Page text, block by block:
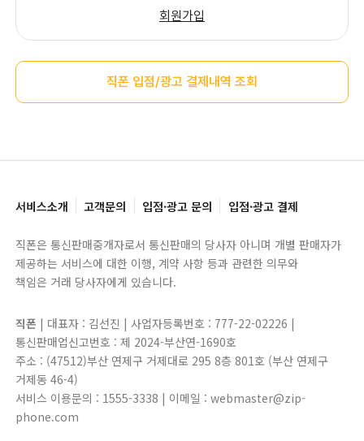
회원가입
직폰 입점/광고 결제내역 조회
서비스소개 고객문의 입점·광고 문의 입점·광고 결제
직폰은 통신판매중개자로서 통신판매의 당사자 아니며 개별 판매자가
제공하는 서비스에 대한 이행, 계약 사항 등과 관련한 의무와
책임은 거래 당사자에게 있습니다.
직폰 | 대표자 : 김선진 | 사업자등록번호 : 777-22-02226 |
통신판매업신고번호 : 제 2024-부산연-1690호
주소 : (47512)부산 연제구 거제대로 295 8층 801호 (부산 연제구
거제동 46-4)
서비스 이용문의 : 1555-3338 | 이메일 : webmaster@zip-
phone.com